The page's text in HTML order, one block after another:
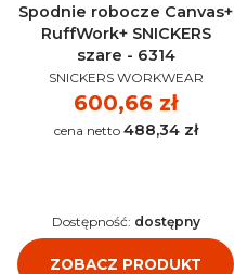
Spodnie robocze Canvas+
RuffWork+ SNICKERS
szare - 6314
PRODUCENT
SNICKERS WORKWEAR
Cena
600,66 zł
Cena 488,34 zł
ZOBACZ PRODUKT
Dostępność: dostępny